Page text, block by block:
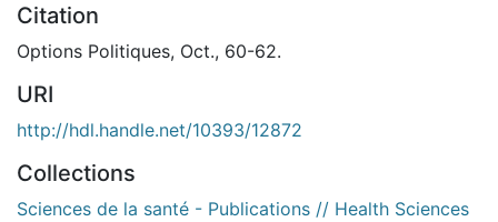
Citation
Options Politiques, Oct., 60-62.
URI
http://hdl.handle.net/10393/12872
Collections
Sciences de la santé - Publications // Health Sciences